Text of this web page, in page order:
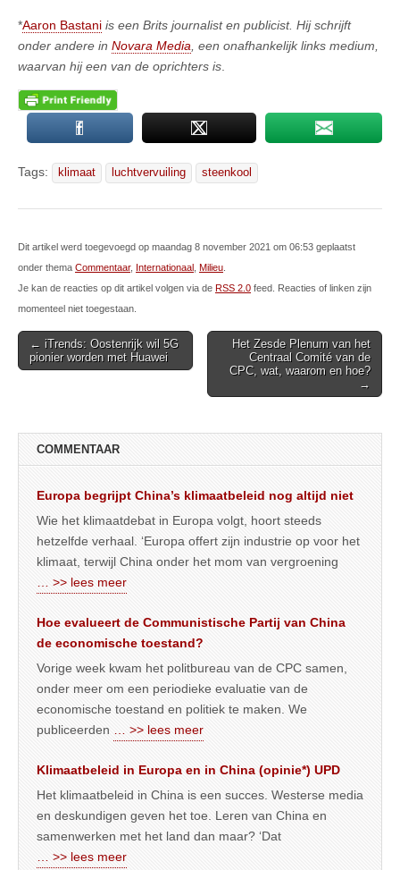
*Aaron Bastani is een Brits journalist en publicist. Hij schrijft
onder andere in Novara Media , een onafhankelijk links medium,
waarvan hij een van de oprichters is
Tags: klimaat luchtvervuiling steenkool
Dit artikel werd toegevoegd op maandag 8 november 2021 om 06:53 geplaatst
onder thema Commentaar, Internationaal Milieu
Je kan de reacties op dit artikel volgen via de RSS 2.0 feed. Reacties of linken zijn
momenteel niet toegestaan.
Post
navigation
← iTrends: Oostenrijk wil 5G
pionier worden met Huawei
Het Zesde Plenum van het
Centraal Comité van de
CPC, wat, waarom en hoe?
→
COMMENTAAR
Europa begrijpt China’s klimaatbeleid nog altijd niet
Wie het klimaatdebat in Europa volgt, hoort steeds
hetzelfde verhaal. ‘Europa offert zijn industrie op voor het
klimaat, terwijl China onder het mom van vergroening
… >> lees meer
Hoe evalueert de Communistische Partij van China
de economische toestand?
Vorige week kwam het politbureau van de CPC samen,
onder meer om een periodieke evaluatie van de
economische toestand en politiek te maken. We
publiceerden
… >> lees meer
Klimaatbeleid in Europa en in China (opinie*) UPD
Het klimaatbeleid in China is een succes. Westerse media
en deskundigen geven het toe. Leren van China en
samenwerken met het land dan maar? ‘Dat
… >> lees meer